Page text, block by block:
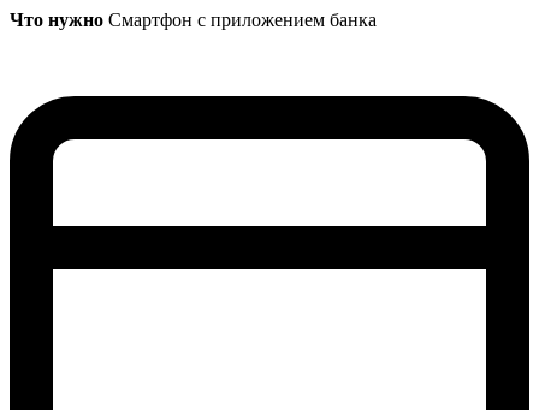
Что нужно Смартфон с приложением банка